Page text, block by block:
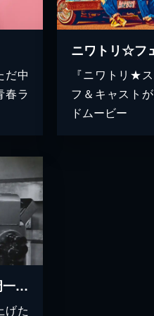
だ中
春ラ
ニワトリ☆フ
『ニワトリ★
フ＆キャスト
ドムービー
時には昔の話を 森山周一郎 声優と呼ばれた俳優
げた